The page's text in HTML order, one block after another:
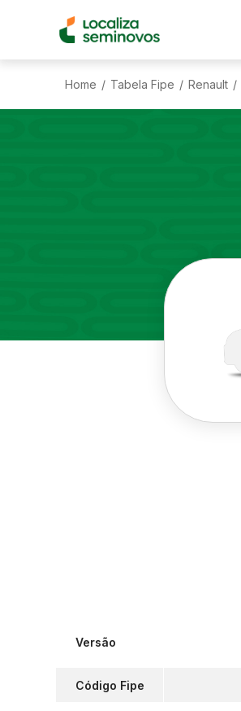
Home / Tabela Fipe / Renault /
Versão
Código Fipe